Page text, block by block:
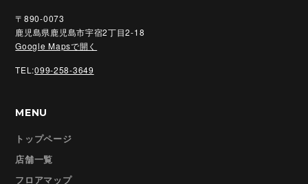
〒890-0073
鹿児島県鹿児島市宇宿2丁目2-18
Google Mapsで開く
TEL:099-258-3649
MENU
トップページ
店舗一覧
フロアマップ